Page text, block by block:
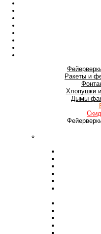
Ракеты и
Хлопушки
Дымы